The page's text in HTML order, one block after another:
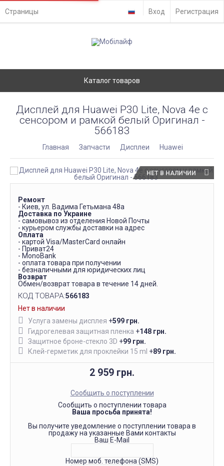
Страницы Вход Регистрация
Каталог товаров
Дисплей для Huawei P30 Lite, Nova 4e с
сенсором и рамкой белый Оригинал -
566183
Главная Запчасти Дисплеи Huawei
НЕТ В НАЛИЧИИ
Ремонт
- Киев, ул. Вадима Гетьмана 48а
Доставка по Украине
- самовывоз из отделения Новой Почты
- курьером службы доставки на адрес
Оплата
- картой Visa/MasterCard онлайн
- Приват24
- MonoBank
- оплата товара при получении
- безналичными для юридических лиц
Возврат
Обмен/возврат товара в течение 14 дней.
КОД ТОВАРА:566183
Нет в наличии
Услуга замены дисплея +599 грн.
Гидрогелевая защитная пленка +148 грн.
Защитное броне-стекло 3D +99 грн.
Клей-герметик для проклейки 15 ml +89 грн.
2 959 грн.
Сообщить о поступлении
Сообщить о поступлении товара
Ваша просьба принята!
Вы получите уведомление о поступлении товара в
продажу на указанные Вами контакты
Ваш E-Mail
Номер моб. телефона (SMS)